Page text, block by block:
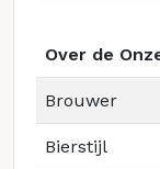
Over de
Brouwer
Bierstijl